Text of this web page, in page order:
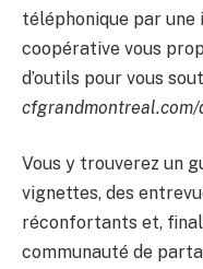
téléphonique par
coopérative vous
d’outils pour vous
Vous y trouverez un
vignettes, des
réconfortants et,
communauté de